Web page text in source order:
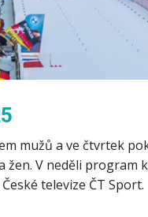
mužů a ve čtvrtek
V neděli program
televize ČT Sport.